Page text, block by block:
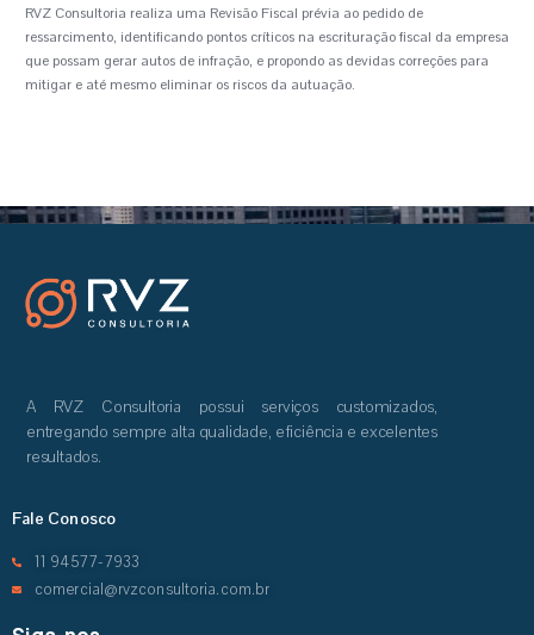
RVZ Consultoria realiza uma Revisão Fiscal prévia ao pedido de
ressarcimento, identificando pontos críticos na escrituração fiscal da empresa
que possam gerar autos de infração, e propondo as devidas correções para
mitigar e até mesmo eliminar os riscos da autuação.
A RVZ Consultoria possui serviços customizados,
entregando sempre alta qualidade, eficiência e excelentes
resultados.
Fale Conosco
11 94577-7933
comercial@rvzconsultoria.com.br